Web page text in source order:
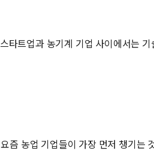
타트업과 농기계 기업 사이에서는
즘 농업 기업들이 가장 먼저 챙기는